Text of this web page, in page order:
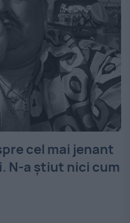
cel mai jenant
N-a știut nici cum